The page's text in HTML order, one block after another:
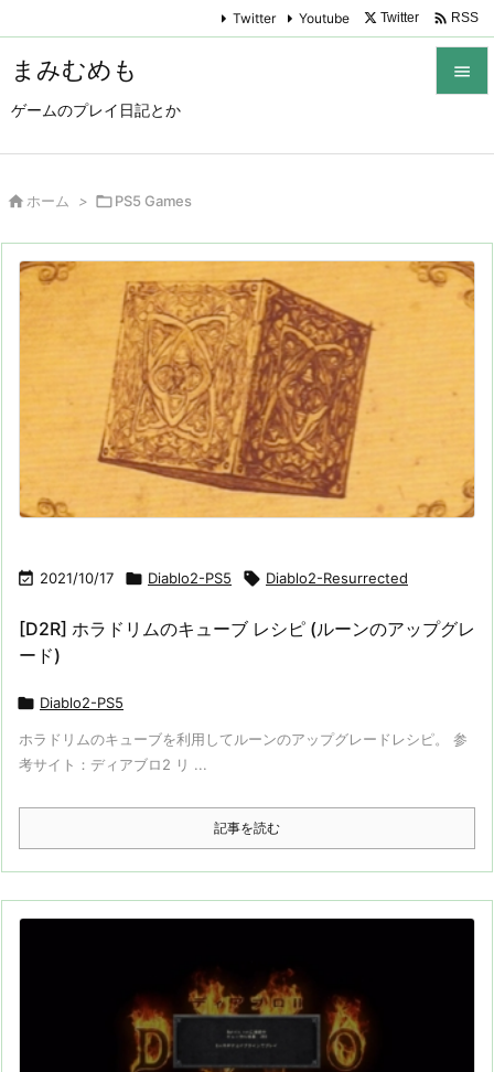
まみむめも
ゲームのプレイ日記とか


次へ
Twitter Youtube Twitter  RSS
 ホーム > PS5 Games
 2021/10/17  Diablo2-PS5  Diablo2-Resurrected
[D2R] ホラドリムのキューブ レシピ (ルーンのアップグレ
ード)
 Diablo2-PS5
ホラドリムのキューブを利用してルーンのアップグレードレシピ。 参
考サイト：ディアブロ2 リ ...
記事を読む